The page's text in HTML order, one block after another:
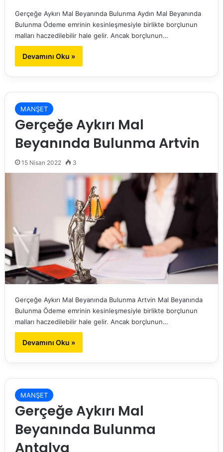
Gerçeğe Aykırı Mal Beyanında Bulunma Aydın Mal Beyanında
Bulunma Ödeme emrinin kesinleşmesiyle birlikte borçlunun
malları haczedilebilir hale gelir. Ancak borçlunun…
Devamını Oku »
MANŞET
Gerçeğe Aykırı Mal
Beyanında Bulunma Artvin
15 Nisan 2022 3
Gerçeğe Aykırı Mal Beyanında Bulunma Artvin Mal Beyanında
Bulunma Ödeme emrinin kesinleşmesiyle birlikte borçlunun
malları haczedilebilir hale gelir. Ancak borçlunun…
Devamını Oku »
MANŞET
Gerçeğe Aykırı Mal
Beyanında Bulunma
Antalya